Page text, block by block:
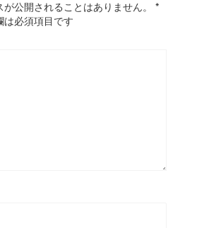
公開されることはありません。
*
は必須項目です